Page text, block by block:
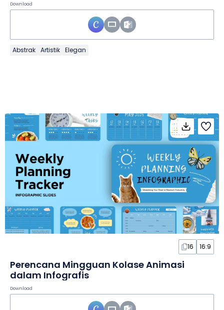
Download
Abstrak Artistik Elegan
16 16:9
Perencana Mingguan Kolase Animasi
dalam Infografis
Download